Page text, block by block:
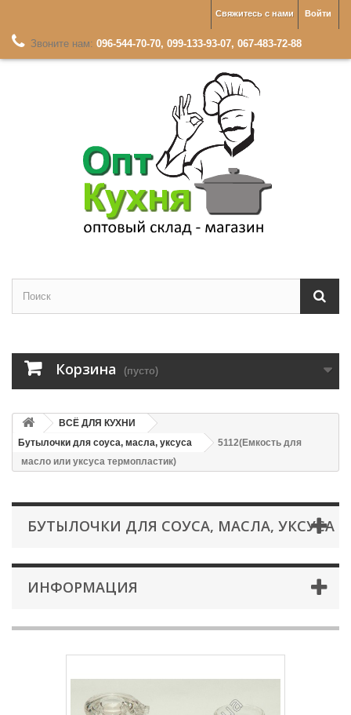
Войти
Свяжитесь с нами
Звоните нам: 096-544-70-70, 099-133-93-07, 067-483-72-88
Корзина (пусто)
ВСЁ ДЛЯ КУХНИ
Бутылочки для соуса, масла, уксуса
5112(Емкость для
масло или уксуса термопластик)
БУТЫЛОЧКИ ДЛЯ СОУСА, МАСЛА, УКСУСА
ИНФОРМАЦИЯ